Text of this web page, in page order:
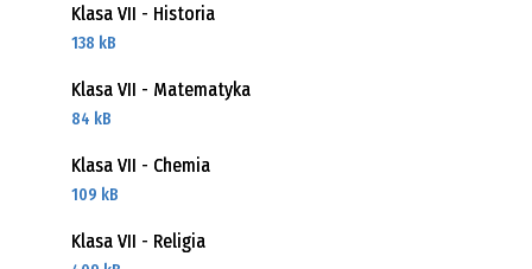
Klasa VII - Historia
138 kB
Klasa VII - Matematyka
84 kB
Klasa VII - Chemia
109 kB
Klasa VII - Religia